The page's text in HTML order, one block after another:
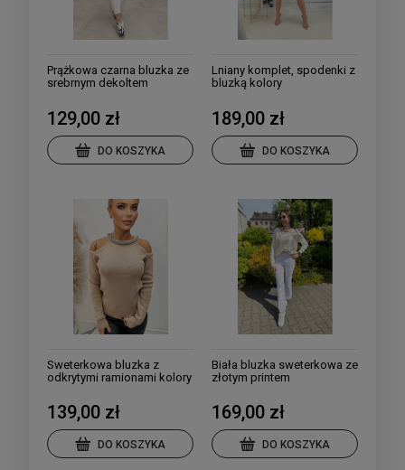
Prążkowa czarna bluzka ze
srebrnym dekoltem
129,00 zł
DO KOSZYKA
Lniany komplet, spodenki z
bluzką kolory
189,00 zł
DO KOSZYKA
Sweterkowa bluzka z
odkrytymi ramionami kolory
139,00 zł
DO KOSZYKA
Biała bluzka sweterkowa ze
złotym printem
169,00 zł
DO KOSZYKA